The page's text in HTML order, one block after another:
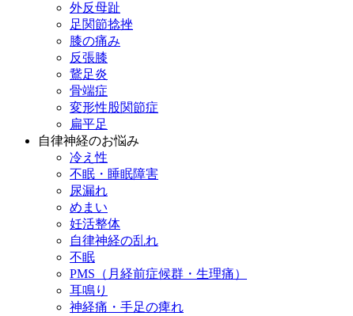
外反母趾
足関節捻挫
膝の痛み
反張膝
鵞足炎
骨端症
変形性股関節症
扁平足
自律神経のお悩み
冷え性
不眠・睡眠障害
尿漏れ
めまい
妊活整体
自律神経の乱れ
不眠
PMS（月経前症候群・生理痛）
耳鳴り
神経痛・手足の痺れ